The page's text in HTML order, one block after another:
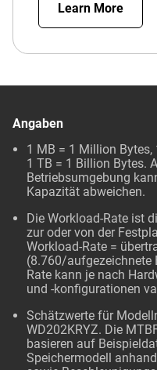
Learn More
Angaben
1 MB = 1 Million
1 TB = 1 Billion Bytes.
Betriebsumgebung
Kapazität abweichen.
Die Workload-Rate ist
zur oder von der
Workload-Rate =
(8.760/aufgezeichnete
Rate kann je nach
und -konfigurationen
Schätzwerte für
WD202KRYZ. Die
basieren auf
Speichermodell